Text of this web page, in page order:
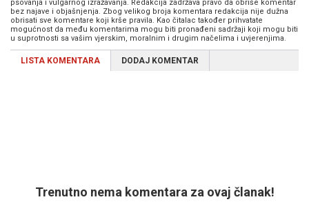
psovanja i vulgarnog izražavanja. Redakcija zadržava pravo da obriše komentar
bez najave i objašnjenja. Zbog velikog broja komentara redakcija nije dužna
obrisati sve komentare koji krše pravila. Kao čitalac također prihvatate
mogućnost da među komentarima mogu biti pronađeni sadržaji koji mogu biti
u suprotnosti sa vašim vjerskim, moralnim i drugim načelima i uvjerenjima.
LISTA KOMENTARA DODAJ KOMENTAR
Trenutno nema komentara za ovaj članak!